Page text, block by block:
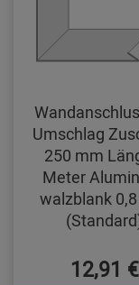
Umschlag
250 mm
Meter
walzblank
12,91 €